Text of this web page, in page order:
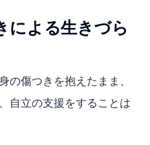
よる生きづら
の傷つきを抱えたまま、
自立の支援をすることは